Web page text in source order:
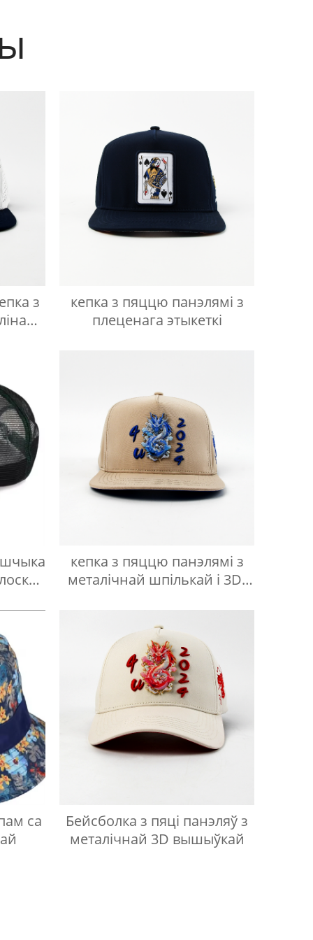
з
кепка з пяццю панэлямі з
плеценага этыкеткі
кепка з пяццю панэлямі з
металічнай шпількай і 3D-
са
Бейсболка з пяці панэляў з
металічнай 3D вышыўкай